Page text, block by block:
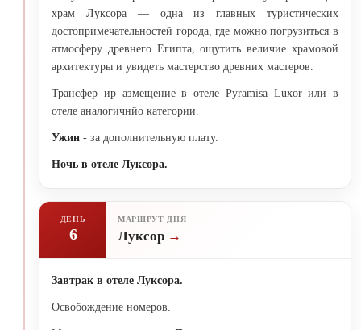
храм Луксора — одна из главных туристических
достопримечательностей города, где можно погрузиться в
атмосферу древнего Египта, ощутить величие храмовой
архитектуры и увидеть мастерство древних мастеров.
Трансфер ир азмещение в отеле Pyramisa Luxor или в
отеле аналогичнйо категории.
Ужин - за дополнительную плату.
Ночь в отеле Луксора.
ДЕНЬ
6
МАРШРУТ ДНЯ
Луксор
Завтрак в отеле Луксора.
Освобождение номеров.